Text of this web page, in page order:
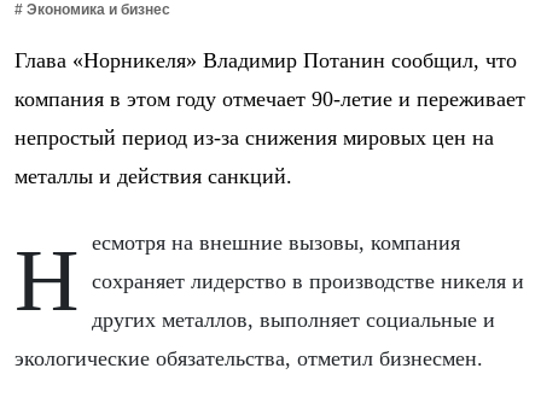
# Экономика и бизнес
Глава «Норникеля» Владимир Потанин сообщил, что
компания в этом году отмечает 90-летие и переживает
непростый период из-за снижения мировых цен на
металлы и действия санкций.
Несмотря на внешние вызовы, компания
сохраняет лидерство в производстве никеля и
других металлов, выполняет социальные и
экологические обязательства, отметил бизнесмен.